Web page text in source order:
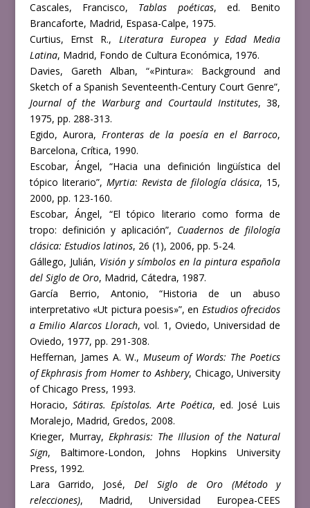
Cascales, Francisco, Tablas poéticas, ed. Benito
Brancaforte, Madrid, Espasa-Calpe, 1975.
Curtius, Ernst R., Literatura Europea y Edad Media
Latina, Madrid, Fondo de Cultura Económica, 1976.
Davies, Gareth Alban, “«Pintura»: Background and
Sketch of a Spanish Seventeenth-Century Court Genre”,
Journal of the Warburg and Courtauld Institutes, 38,
1975, pp. 288-313.
Egido, Aurora,Fronteras de la poesía en el Barroco,
Barcelona, Crítica, 1990.
Escobar, Ángel, “Hacia una definición lingüística del
tópico literario”, Myrtia: Revista de filología clásica, 15,
2000, pp. 123-160.
Escobar, Ángel, “El tópico literario como forma de
tropo: definición y aplicación”, Cuadernos de filología
clásica: Estudios latinos, 26 (1), 2006, pp. 5-24.
Gállego, Julián, Visión y símbolos en la pintura española
del Siglo de Oro, Madrid, Cátedra, 1987.
García Berrio, Antonio, “Historia de un abuso
interpretativo «Ut pictura poesis»”, en Estudios ofrecidos
a Emilio Alarcos Llorach, vol. 1, Oviedo, Universidad de
Oviedo, 1977, pp. 291-308.
Heffernan, James A. W., Museum of Words: The Poetics
of Ekphrasis from Homer to Ashbery, Chicago, University
of Chicago Press, 1993.
Horacio, Sátiras. Epístolas. Arte Poética, ed. José Luis
Moralejo, Madrid, Gredos, 2008.
Krieger, Murray, Ekphrasis: The Illusion of the Natural
Sign, Baltimore-London, Johns Hopkins University
Press, 1992.
Lara Garrido, José,Del Siglo de Oro (Método y
relecciones), Madrid, Universidad Europea-CEES